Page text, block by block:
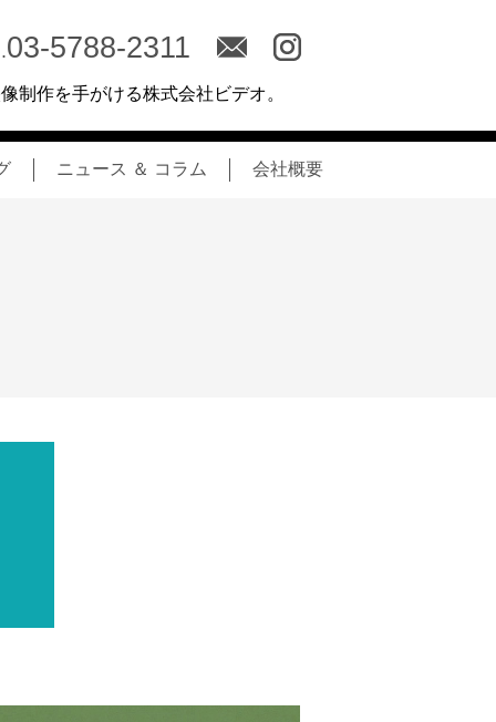
03-5788-2311
制作を手がける株式会社ビデオ。
ニュース ＆ コラム 会社概要